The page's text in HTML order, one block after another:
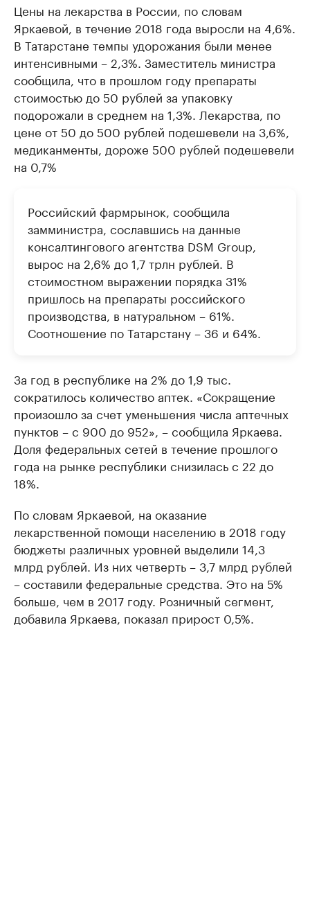
Цены на лекарства в России, по словам
Яркаевой, в течение 2018 года выросли на 4,6%.
В Татарстане темпы удорожания были менее
интенсивными – 2,3%. Заместитель министра
сообщила, что в прошлом году препараты
стоимостью до 50 рублей за упаковку
подорожали в среднем на 1,3%. Лекарства, по
цене от 50 до 500 рублей подешевели на 3,6%,
медиканменты, дороже 500 рублей подешевели
на 0,7%
Российский фармрынок, сообщила
замминистра, сославшись на данные
консалтингового агентства DSM Group,
вырос на 2,6% до 1,7 трлн рублей. В
стоимостном выражении порядка 31%
пришлось на препараты российского
производства, в натуральном – 61%.
Соотношение по Татарстану – 36 и 64%.
За год в республике на 2% до 1,9 тыс.
сократилось количество аптек. «Сокращение
произошло за счет уменьшения числа аптечных
пунктов – с 900 до 952», – сообщила Яркаева.
Доля федеральных сетей в течение прошлого
года на рынке республики снизилась с 22 до
18%.
По словам Яркаевой, на оказание
лекарственной помощи населению в 2018 году
бюджеты различных уровней выделили 14,3
млрд рублей. Из них четверть – 3,7 млрд рублей
– составили федеральные средства. Это на 5%
больше, чем в 2017 году. Розничный сегмент,
добавила Яркаева, показал прирост 0,5%.